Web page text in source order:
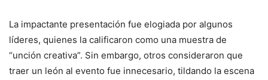
La impactante presentación fue elogiada por algunos
líderes, quienes la calificaron como una muestra de
“unción creativa”. Sin embargo, otros consideraron que
traer un león al evento fue innecesario, tildando la escena